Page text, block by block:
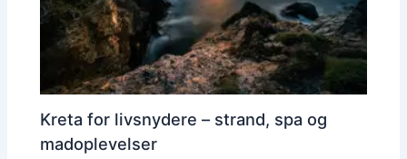
Kreta for livsnydere – strand, spa og
madoplevelser